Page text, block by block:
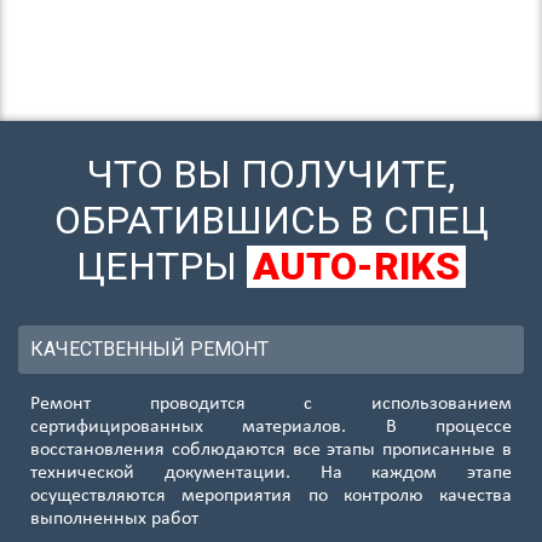
ЧТО ВЫ ПОЛУЧИТЕ,
ОБРАТИВШИСЬ В СПЕЦ
ЦЕНТРЫ AUTO-RIKS
КАЧЕСТВЕННЫЙ РЕМОНТ
Ремонт проводится с использованием
сертифицированных материалов. В процессе
восстановления соблюдаются все этапы прописанные в
технической документации. На каждом этапе
осуществляются мероприятия по контролю качества
выполненных работ